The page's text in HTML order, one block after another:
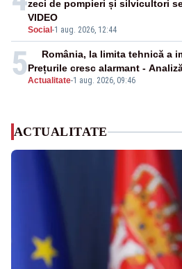
Social -1 aug. 2026, 12:44
zeci de pompieri și silvicultori
VIDEO
5Actualitate-1 aug. 2026, 09:46
România, la limita tehnică a
Prețurile cresc alarmant -
ACTUALITATE